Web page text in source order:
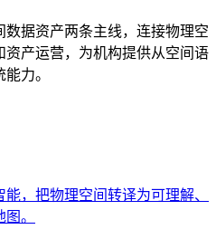
据资产两条主线，连接物理空
产运营，为机构提供从空间语
力。
，把物理空间转译为可理解、
。